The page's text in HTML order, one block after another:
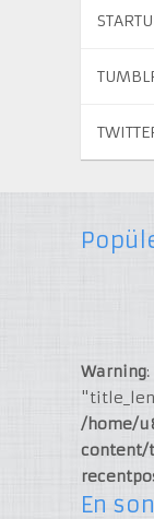
Warning
/home/
content/
En